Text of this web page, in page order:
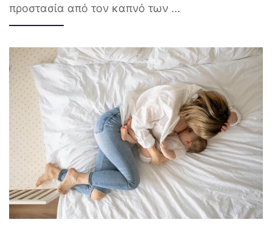
προστασία από τον καπνό των ...